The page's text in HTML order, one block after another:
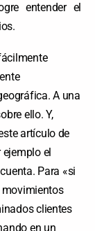
entender el
A una
ello. Y,
artículo de
el
Para «si
movimientos
clientes
en un